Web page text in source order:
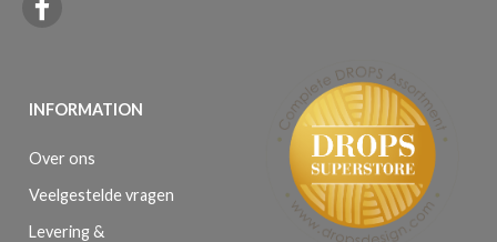
INFORMATION
Over ons
Veelgestelde vragen
Levering &